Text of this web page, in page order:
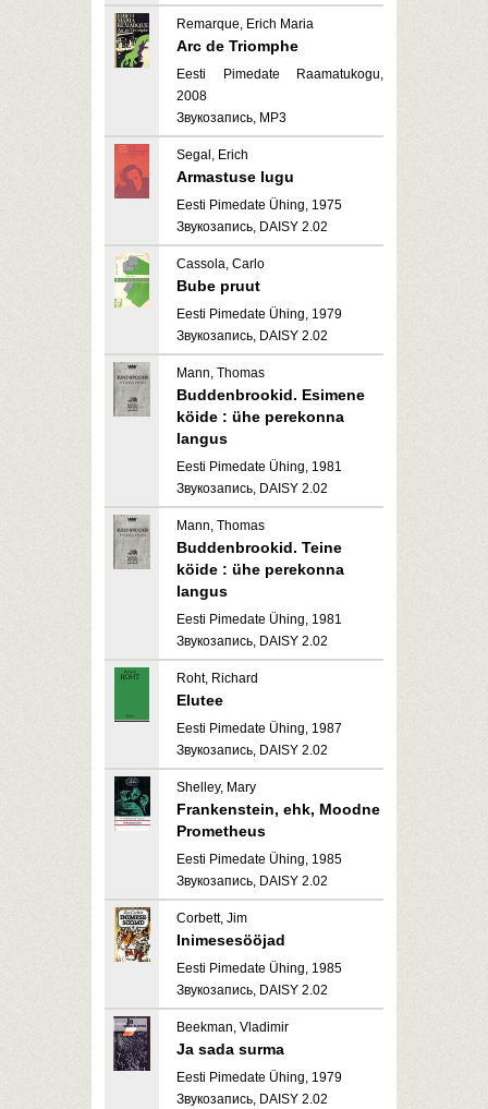
Remarque, Erich Maria
Arc de Triomphe
Eesti Pimedate Raamatukogu,
2008
Звукозапись, MP3
Segal, Erich
Armastuse lugu
Eesti Pimedate Ühing, 1975
Звукозапись, DAISY 2.02
Cassola, Carlo
Bube pruut
Eesti Pimedate Ühing, 1979
Звукозапись, DAISY 2.02
Mann, Thomas
Buddenbrookid. Esimene
köide : ühe perekonna
langus
Eesti Pimedate Ühing, 1981
Звукозапись, DAISY 2.02
Mann, Thomas
Buddenbrookid. Teine
köide : ühe perekonna
langus
Eesti Pimedate Ühing, 1981
Звукозапись, DAISY 2.02
Roht, Richard
Elutee
Eesti Pimedate Ühing, 1987
Звукозапись, DAISY 2.02
Shelley, Mary
Frankenstein, ehk, Moodne
Prometheus
Eesti Pimedate Ühing, 1985
Звукозапись, DAISY 2.02
Corbett, Jim
Inimesesööjad
Eesti Pimedate Ühing, 1985
Звукозапись, DAISY 2.02
Beekman, Vladimir
Ja sada surma
Eesti Pimedate Ühing, 1979
Звукозапись, DAISY 2.02